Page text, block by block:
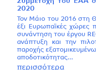
2020
Τον Μάιο του 2016 στη
έξι Ευρωπαϊκές χώρες
συνάντηση του έργου
ανάπτυξη και την
παροχής
αποδοτικότητας…
περισσότερα